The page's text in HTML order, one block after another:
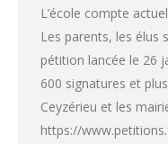
L’école compte
Les parents, les
pétition lancée le 26
600 signatures et
Ceyzérieu et les
https://